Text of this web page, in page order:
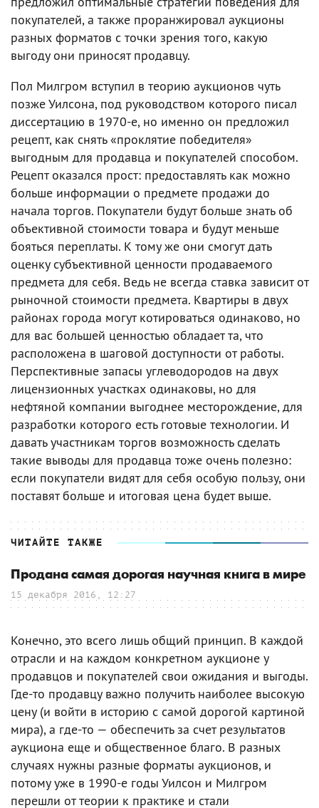
покупателей, а также проранжировал аукционы
разных форматов с точки зрения того, какую
выгоду они приносят продавцу.
Пол Милгром вступил в теорию аукционов чуть
позже Уилсона, под руководством которого писал
диссертацию в 1970-е, но именно он предложил
рецепт, как снять «проклятие победителя»
выгодным для продавца и покупателей способом.
Рецепт оказался прост: предоставлять как можно
больше информации о предмете продажи до
начала торгов. Покупатели будут больше знать об
объективной стоимости товара и будут меньше
бояться переплаты. К тому же они смогут дать
оценку субъективной ценности продаваемого
предмета для себя. Ведь не всегда ставка зависит от
рыночной стоимости предмета. Квартиры в двух
районах города могут котироваться одинаково, но
для вас большей ценностью обладает та, что
расположена в шаговой доступности от работы.
Перспективные запасы углеводородов на двух
лицензионных участках одинаковы, но для
нефтяной компании выгоднее месторождение, для
разработки которого есть готовые технологии. И
давать участникам торгов возможность сделать
такие выводы для продавца тоже очень полезно:
если покупатели видят для себя особую пользу, они
поставят больше и итоговая цена будет выше.
ЧИТАЙТЕ ТАКЖЕ
Продана самая дорогая научная книга в мире
15 декабря 2016, 12:27
Конечно, это всего лишь общий принцип. В каждой
отрасли и на каждом конкретном аукционе у
продавцов и покупателей свои ожидания и выгоды.
Где-то продавцу важно получить наиболее высокую
цену (и войти в историю с самой дорогой картиной
мира), а где-то — обеспечить за счет результатов
аукциона еще и общественное благо. В разных
случаях нужны разные форматы аукционов, и
потому уже в 1990-е годы Уилсон и Милгром
перешли от теории к практике и стали